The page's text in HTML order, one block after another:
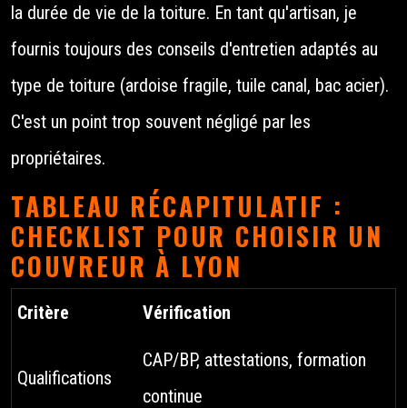
la durée de vie de la toiture. En tant qu'artisan, je
fournis toujours des conseils d'entretien adaptés au
type de toiture (ardoise fragile, tuile canal, bac acier).
C'est un point trop souvent négligé par les
propriétaires.
TABLEAU RÉCAPITULATIF :
CHECKLIST POUR CHOISIR UN
COUVREUR À LYON
Critère Vérification
Qualifications
CAP/BP, attestations, formation
continue